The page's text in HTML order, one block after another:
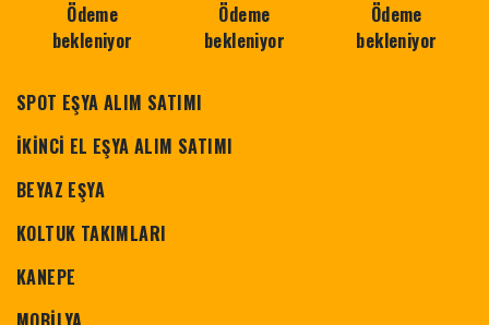
Ödeme
bekleniyor
Ödeme
bekleniyor
Ödeme
bekleniyor
SPOT EŞYA ALIM SATIMI
İKİNCİ EL EŞYA ALIM SATIMI
BEYAZ EŞYA
KOLTUK TAKIMLARI
KANEPE